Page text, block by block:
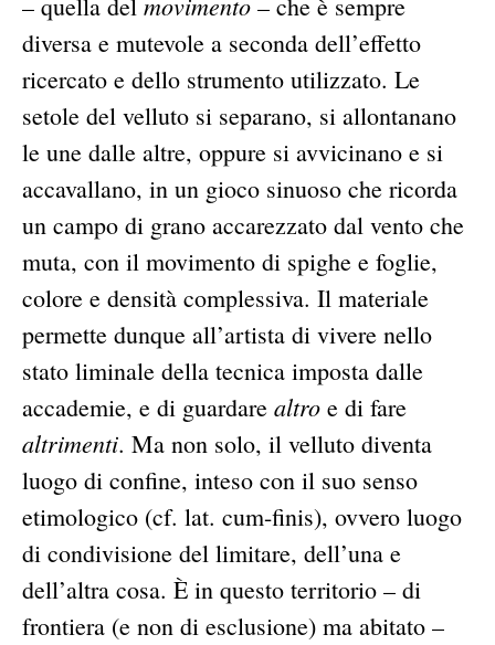
diversa e mutevole a seconda dell’effetto
ricercato e dello strumento utilizzato. Le
setole del velluto si separano, si allontanano
le une dalle altre, oppure si avvicinano e si
accavallano, in un gioco sinuoso che ricorda
un campo di grano accarezzato dal vento che
muta, con il movimento di spighe e foglie,
colore e densità complessiva. Il materiale
permette dunque all’artista di vivere nello
stato liminale della tecnica imposta dalle
accademie, e di guardare altro e di fare
altrimenti. Ma non solo, il velluto diventa
luogo di confine, inteso con il suo senso
etimologico (cf. lat. cum-finis), ovvero luogo
di condivisione del limitare, dell’una e
dell’altra cosa. È in questo territorio – di
frontiera (e non di esclusione) ma abitato –